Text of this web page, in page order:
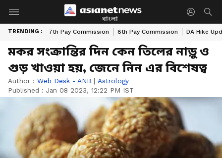
বাংলা
TRENDING : 7th Pay Commission 8th Pay Commission DA Hike
মকর সংক্রান্তির দিন কেন তিলের নাড়ু ও
গুড় খাওয়া হয়, জেনে নিন এর বিশেষত্ব
Author : Web Desk - ANB | Astrology
Published : Jan 08 2023, 12:22 PM IST